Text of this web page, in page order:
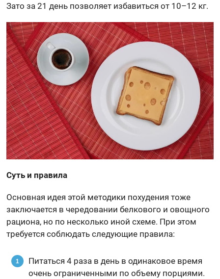
Зато за 21 день позволяет избавиться от 10–12 кг.
Суть и правила
Основная идея этой методики похудения тоже
заключается в чередовании белкового и овощного
рациона, но по несколько иной схеме. При этом
требуется соблюдать следующие правила:
Питаться 4 раза в день в одинаковое время
очень ограниченными по объему порциями.